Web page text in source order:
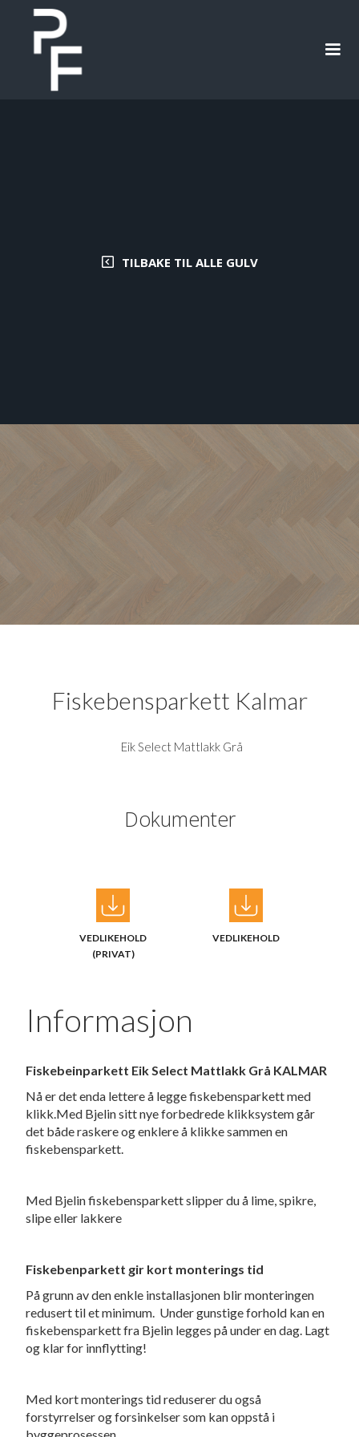
TILBAKE TIL ALLE GULV
Fiskebensparkett Kalmar
Eik Select Mattlakk Grå
Dokumenter
VEDLIKEHOLD
(PRIVAT)
VEDLIKEHOLD
Informasjon
Fiskebeinparkett Eik Select Mattlakk Grå KALMAR
Nå er det enda lettere å legge fiskebensparkett med
klikk.Med Bjelin sitt nye forbedrede klikksystem går
det både raskere og enklere å klikke sammen en
fiskebensparkett.
Med Bjelin fiskebensparkett slipper du å lime, spikre,
slipe eller lakkere
Fiskebenparkett gir kort monterings tid
På grunn av den enkle installasjonen blir monteringen
redusert til et minimum. Under gunstige forhold kan en
fiskebensparkett fra Bjelin legges på under en dag. Lagt
og klar for innflytting!
Med kort monterings tid reduserer du også
forstyrrelser og forsinkelser som kan oppstå i